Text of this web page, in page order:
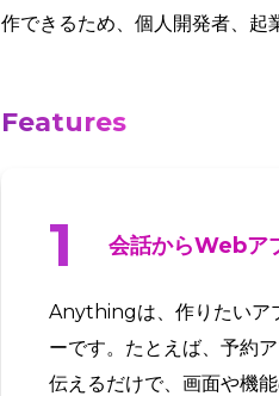
作できるため、個人開発者、起
Features
1 会話からWebア
Anythingは、作りたいア
ーです。たとえば、予約
伝えるだけで、画面や機